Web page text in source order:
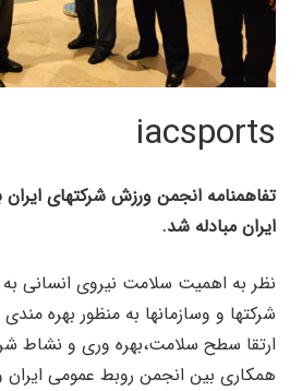
iacsports
تفاهمنامه انجمن ورزش شرکتهای
ایران مبادله شد.
نظر به اهمیت سلامت نیروی انسانی به
شرکتها و وسازمانها به منظور بهره
ارتقا سطح سلامت،بهره وری و نشاط
همکاری بین انجمن روبط عمومی